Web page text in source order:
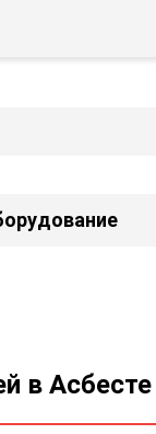
в Асбесте